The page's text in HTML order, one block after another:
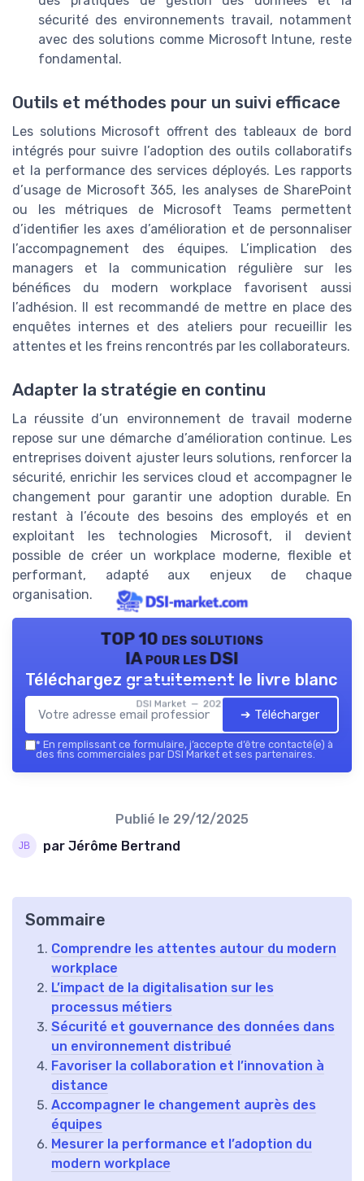
sécurité des environnements travail, notamment
avec des solutions comme Microsoft Intune, reste
fondamental.
Outils et méthodes pour un suivi efficace
Les solutions Microsoft offrent des tableaux de bord
intégrés pour suivre l’adoption des outils collaboratifs
et la performance des services déployés. Les rapports
d’usage de Microsoft 365, les analyses de SharePoint
ou les métriques de Microsoft Teams permettent
d’identifier les axes d’amélioration et de personnaliser
l’accompagnement des équipes. L’implication des
managers et la communication régulière sur les
bénéfices du modern workplace favorisent aussi
l’adhésion. Il est recommandé de mettre en place des
enquêtes internes et des ateliers pour recueillir les
attentes et les freins rencontrés par les collaborateurs.
Adapter la stratégie en continu
La réussite d’un environnement de travail moderne
repose sur une démarche d’amélioration continue. Les
entreprises doivent ajuster leurs solutions, renforcer la
sécurité, enrichir les services cloud et accompagner le
changement pour garantir une adoption durable. En
restant à l’écoute des besoins des employés et en
exploitant les technologies Microsoft, il devient
possible de créer un workplace moderne, flexible et
performant, adapté aux enjeux de chaque
organisation.
TOP 10 des solutions
IA pour les DSI
DSI Market — 2026
Téléchargez gratuitement le livre blanc
➔ Télécharger
* En remplissant ce formulaire, j’accepte d’être contacté(e) à
des fins commerciales par DSI Market et ses partenaires.
Publié le 29/12/2025
par Jérôme Bertrand
Sommaire
Comprendre les attentes autour du modern
workplace
L’impact de la digitalisation sur les
processus métiers
Sécurité et gouvernance des données dans
un environnement distribué
Favoriser la collaboration et l’innovation à
distance
Accompagner le changement auprès des
équipes
Mesurer la performance et l’adoption du
modern workplace